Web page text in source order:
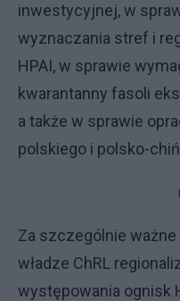
inwestycyjnej, w
wyznaczania stref i
HPAI, w sprawie
kwarantanny fasoli
a także w sprawie
polskiego i polsko-
Za szczególnie
władze ChRL
występowania ognisk